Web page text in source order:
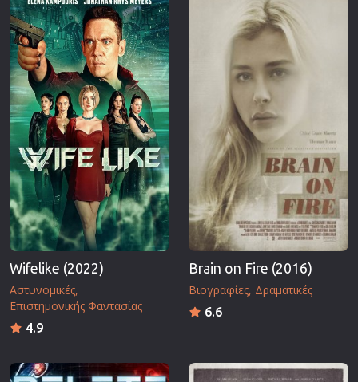
Εποχής
Ερωτικές
Ευρωπαικός Κινηματογράφος
Θρησκευτικές
Καταστροφής
Κλασσικές
Wifelike (2022)
Αστυνομικές
Επιστημονικής Φαντασίας
4.9
Brain on Fire (2016)
Βιογραφίες Δραματικές
6.6